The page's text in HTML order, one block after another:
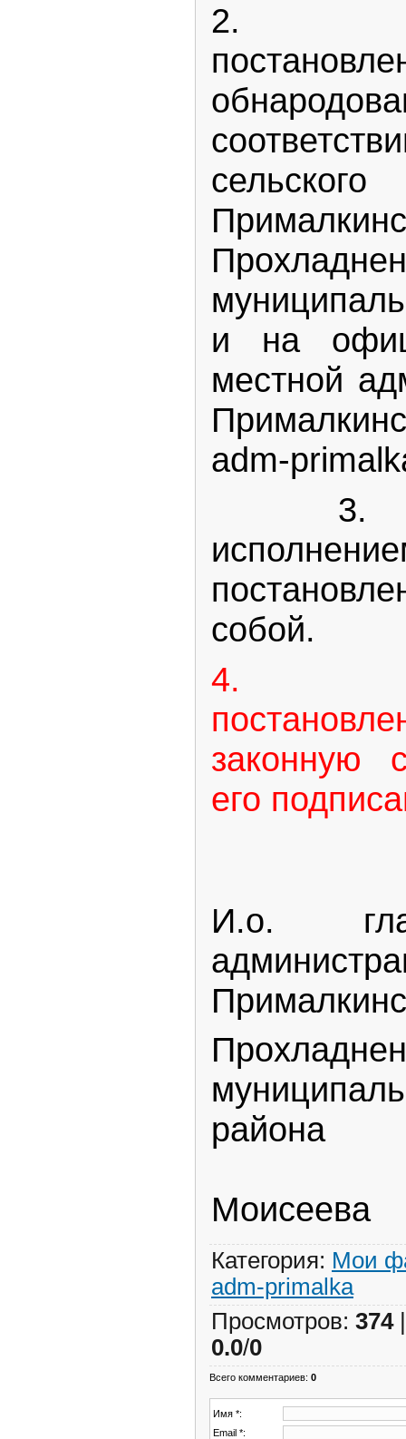
2.
и на
местной
adm-
3.
собой.
4.
законную
его
И.о.
Моисеева
Категория: Мои
adm-primalka
Просмотров: 374
0.0/0
Всего комментариев: 0
Имя *:
Email *: